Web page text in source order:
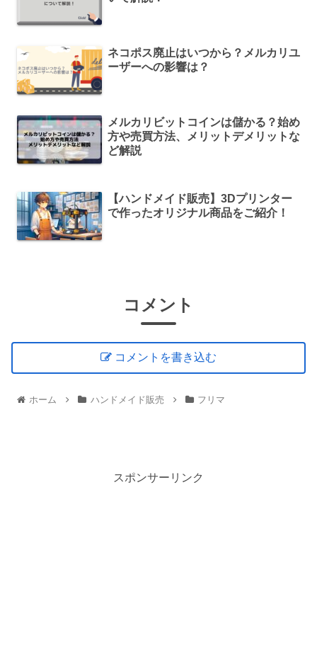
ネコポス廃止はいつから？メルカリユ
ーザーへの影響は？
メルカリビットコインは儲かる？始め
方や売買方法、メリットデメリットな
ど解説
【ハンドメイド販売】3Dプリンター
で作ったオリジナル商品をご紹介！
コメント
コメントを書き込む
ホーム ハンドメイド販売 フリマ
スポンサーリンク